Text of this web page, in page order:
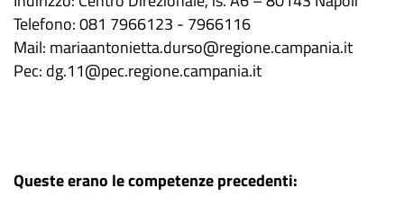
Telefono: 081 7966123 - 7966116
Mail: mariaantonietta.durso@regione.campania.it
Pec: dg.11@pec.regione.campania.it
Queste erano le competenze precedenti: